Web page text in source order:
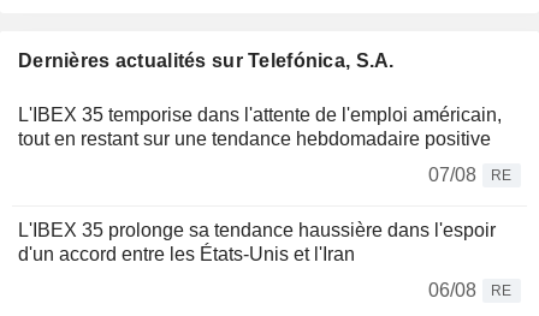
Dernières actualités sur Telefónica, S.A.
L'IBEX 35 temporise dans l'attente de l'emploi américain,
tout en restant sur une tendance hebdomadaire positive
07/08
RE
L'IBEX 35 prolonge sa tendance haussière dans l'espoir
d'un accord entre les États-Unis et l'Iran
06/08
RE